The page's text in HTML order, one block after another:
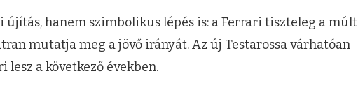
újítás, hanem szimbolikus lépés is: a Ferrari tiszteleg a múlt
mutatja meg a jövő irányát. Az új Testarossa várhatóan
a következő években.